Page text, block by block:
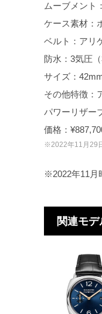
ムーブメント
ケース素材：
ベルト：アリ
防水：3気圧
サイズ：
その他特徴：
パワーリザー
価格：
※2022年11月29
※2022年11月
関連モデ